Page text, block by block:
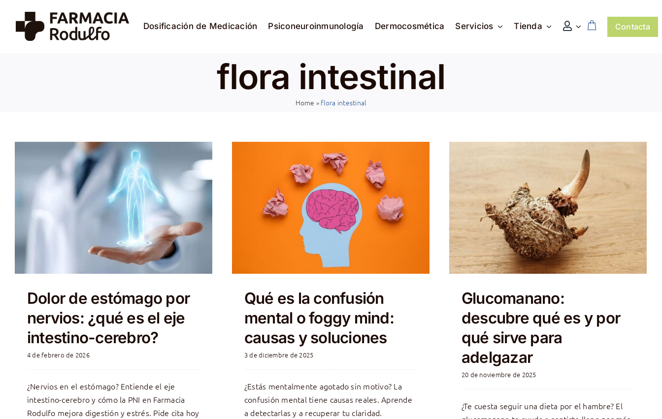
contenido
Dosificación de Medicación Psiconeuroinmunología Dermocosmética Servicios Tienda Contacta
flora intestinal
Home » flora intestinal
Dolor de estómago por
nervios: ¿qué es el eje
intestino-cerebro?
4 de febrero de 2026
¿Nervios en el estómago? Entiende el eje
intestino-cerebro y cómo la PNI en Farmacia
Rodulfo mejora digestión y estrés. Pide cita hoy
Qué es la confusión
mental o foggy mind:
causas y soluciones
3 de diciembre de 2025
¿Estás mentalmente agotado sin motivo? La
confusión mental tiene causas reales. Aprende
a detectarlas y a recuperar tu claridad.
Glucomanano:
descubre qué es y por
qué sirve para
adelgazar
20 de noviembre de 2025
¿Te cuesta seguir una dieta por el hambre? El